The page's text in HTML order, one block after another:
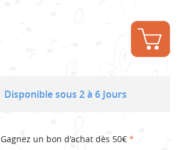
Disponible sous 2 à 6 Jours
Gagnez un bon d'achat dès 50€ *